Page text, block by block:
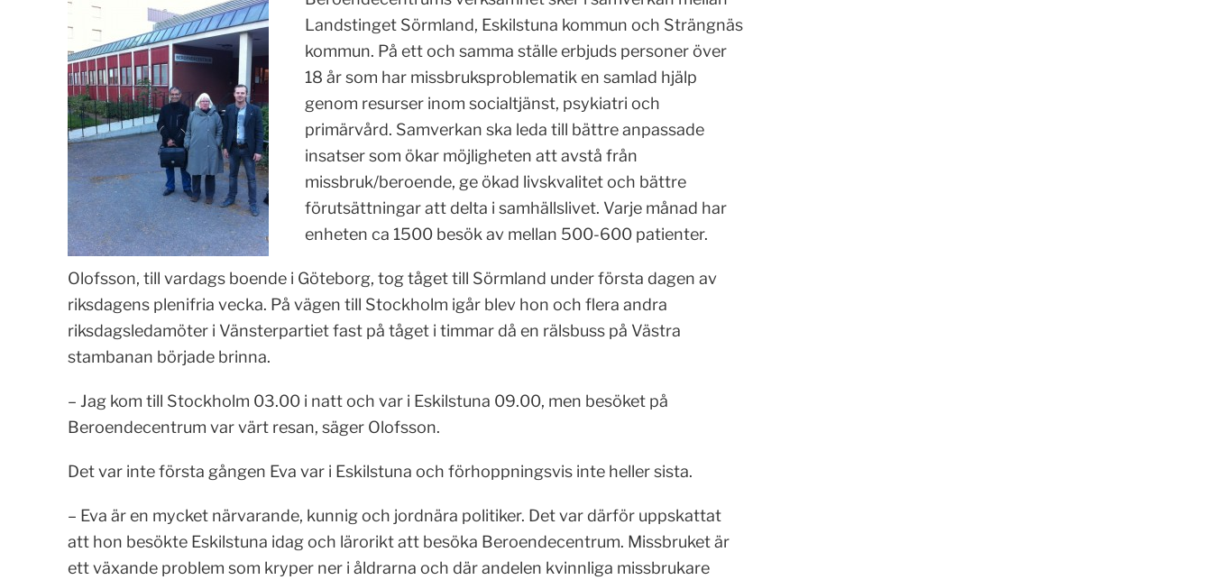
Landstinget Sörmland, Eskilstuna kommun och Strängnäs
kommun. På ett och samma ställe erbjuds personer över
18 år som har missbruksproblematik en samlad hjälp
genom resurser inom socialtjänst, psykiatri och
primärvård. Samverkan ska leda till bättre anpassade
insatser som ökar möjligheten att avstå från
missbruk/beroende, ge ökad livskvalitet och bättre
förutsättningar att delta i samhällslivet. Varje månad har
enheten ca 1500 besök av mellan 500-600 patienter.
Olofsson, till vardags boende i Göteborg, tog tåget till Sörmland under första dagen av
riksdagens plenifria vecka. På vägen till Stockholm igår blev hon och flera andra
riksdagsledamöter i Vänsterpartiet fast på tåget i timmar då en rälsbuss på Västra
stambanan började brinna.
– Jag kom till Stockholm 03.00 i natt och var i Eskilstuna 09.00, men besöket på
Beroendecentrum var värt resan, säger Olofsson.
Det var inte första gången Eva var i Eskilstuna och förhoppningsvis inte heller sista.
– Eva är en mycket närvarande, kunnig och jordnära politiker. Det var därför uppskattat
att hon besökte Eskilstuna idag och lärorikt att besöka Beroendecentrum. Missbruket är
ett växande problem som kryper ner i åldrarna och där andelen kvinnliga missbrukare